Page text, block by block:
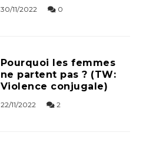
30/11/2022 0
Pourquoi les femmes
ne partent pas ? (TW:
Violence conjugale)
22/11/2022 2